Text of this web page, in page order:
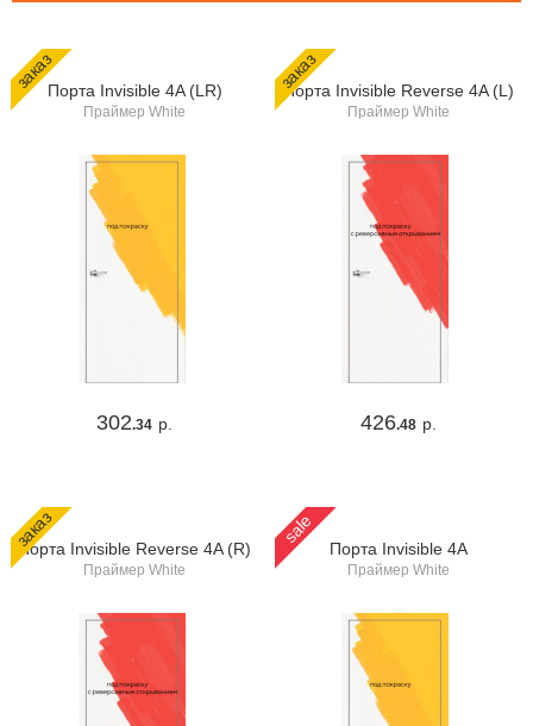
заказПорта Invisible 4A (LR)
Праймер White
302.34 р.
заказ
Порта Invisible Reverse 4A (L)
Праймер White
426.48 р.
заказ
Порта Invisible Reverse 4A (R)
Праймер White
sale
Порта Invisible 4A
Праймер White